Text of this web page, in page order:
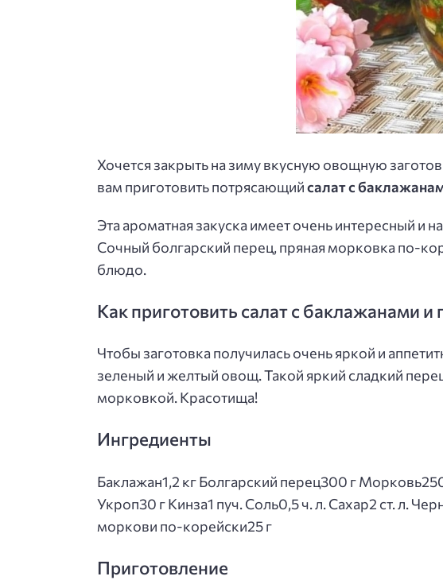
Хочется закрыть на зиму вкусную овощную
вам приготовить потрясающийсалат с
Эта ароматная закуска имеет очень интересный и
Сочный болгарский перец, пряная морковка по-
блюдо.
Как приготовить салат с баклажанами и
Чтобы заготовка получилась очень яркой и
зеленый и желтый овощ. Такой яркий сладкий
морковкой. Красотища!
Ингредиенты
Баклажан1,2 кг Болгарский перец300 г
Укроп30 г Кинза1 пуч. Соль0,5 ч. л. Сахар2 ст. л.
моркови по-корейски25 г
Приготовление